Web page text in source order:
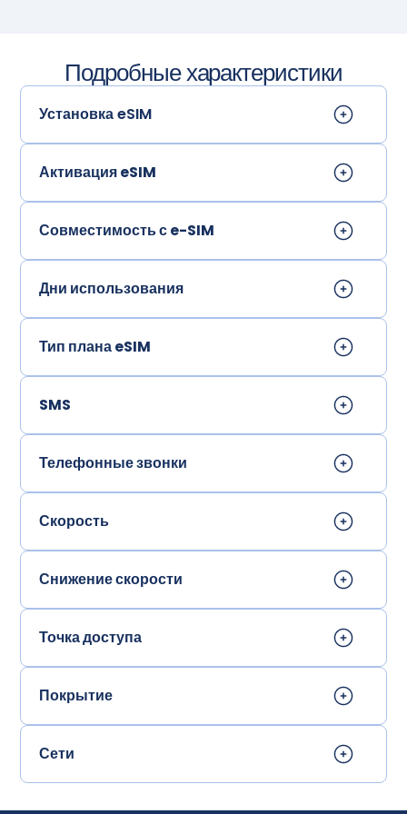
Подробные характеристики
Установка eSIM
Активация eSIM
Совместимость с e-SIM
Дни использования
Тип плана eSIM
SMS
Телефонные звонки
Скорость
Снижение скорости
Точка доступа
Покрытие
Сети